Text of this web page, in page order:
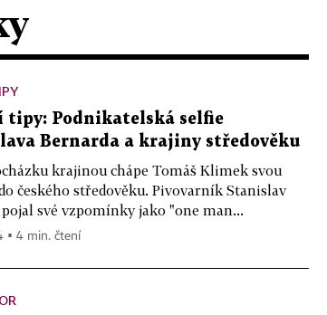
tipy: Podnikatelská selfie
Bernarda a krajiny středověku
krajinou chápe Tomáš Klimek svou
českého středověku. Pivovarník Stanislav
své vzpomínky jako "one man...
▪ 4 min. čtení